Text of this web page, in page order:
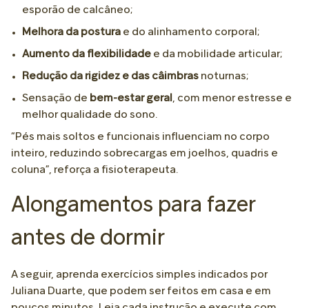
esporão de calcâneo;
Melhora da postura e do alinhamento corporal;
Aumento da flexibilidade e da mobilidade articular;
Redução da rigidez e das câimbras noturnas;
Sensação de bem-estar geral , com menor estresse e
melhor qualidade do sono.
“Pés mais soltos e funcionais influenciam no corpo
inteiro, reduzindo sobrecargas em joelhos, quadris e
coluna”, reforça a fisioterapeuta.
Alongamentos para fazer
antes de dormir
A seguir, aprenda exercícios simples indicados por
Juliana Duarte, que podem ser feitos em casa e em